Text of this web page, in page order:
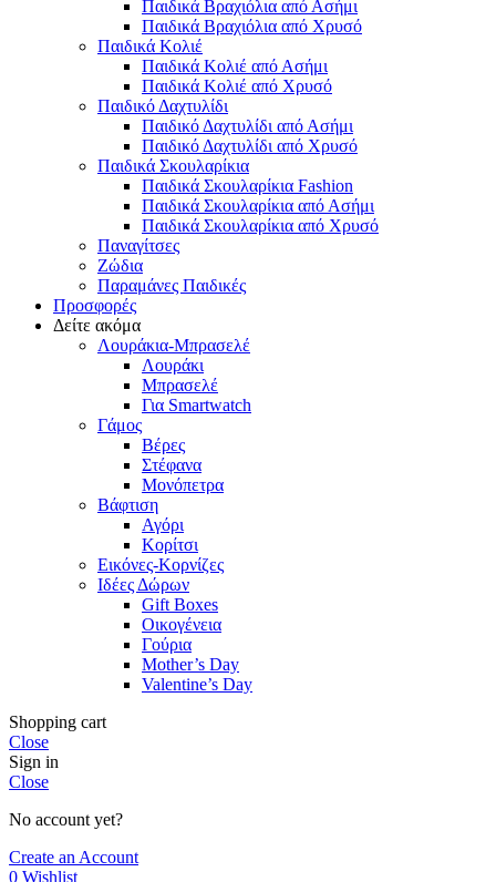
Παιδικά Βραχιόλια από Ασήμι
Παιδικά Βραχιόλια από Χρυσό
Παιδικά Κολιέ
Παιδικά Κολιέ από Ασήμι
Παιδικά Κολιέ από Χρυσό
Παιδικό Δαχτυλίδι
Παιδικό Δαχτυλίδι από Ασήμι
Παιδικό Δαχτυλίδι από Χρυσό
Παιδικά Σκουλαρίκια
Παιδικά Σκουλαρίκια Fashion
Παιδικά Σκουλαρίκια από Ασήμι
Παιδικά Σκουλαρίκια από Χρυσό
Παναγίτσες
Ζώδια
Παραμάνες Παιδικές
Προσφορές
Δείτε ακόμα
Λουράκια-Μπρασελέ
Λουράκι
Μπρασελέ
Για Smartwatch
Γάμος
Βέρες
Στέφανα
Μονόπετρα
Βάφτιση
Αγόρι
Κορίτσι
Εικόνες-Κορνίζες
Ιδέες Δώρων
Gift Boxes
Οικογένεια
Γούρια
Mother’s Day
Valentine’s Day
Shopping cart
Close
Sign in
Close
No account yet?
Create an Account
0 Wishlist